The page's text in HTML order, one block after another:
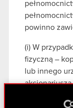
powinno
(i) W
fizyczną –
lub innego